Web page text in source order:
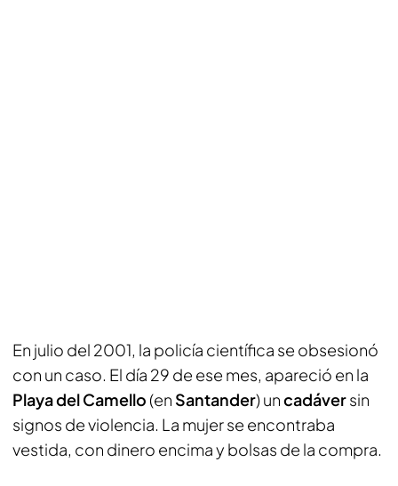
En julio del 2001, la policía científica se obsesionó
con un caso. El día 29 de ese mes, apareció en la
Playa del Camello(en Santander) uncadáversin
signos de violencia. La mujer se encontraba
vestida, con dinero encima y bolsas de la compra.